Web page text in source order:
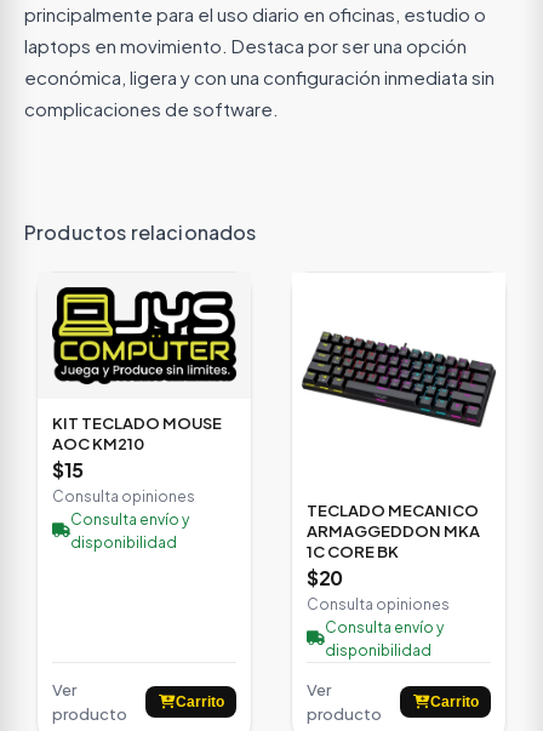
principalmente para el uso diario en oficinas, estudio o
laptops en movimiento. Destaca por ser una opción
económica, ligera y con una configuración inmediata sin
complicaciones de software.
Productos relacionados
KIT TECLADO MOUSE
AOC KM210
$15
Consulta opiniones
Consulta envío y
disponibilidad
Ver
producto
Carrito
TECLADO MECANICO
ARMAGGEDDON MKA
1C CORE BK
$20
Consulta opiniones
Consulta envío y
disponibilidad
Ver
producto
Carrito